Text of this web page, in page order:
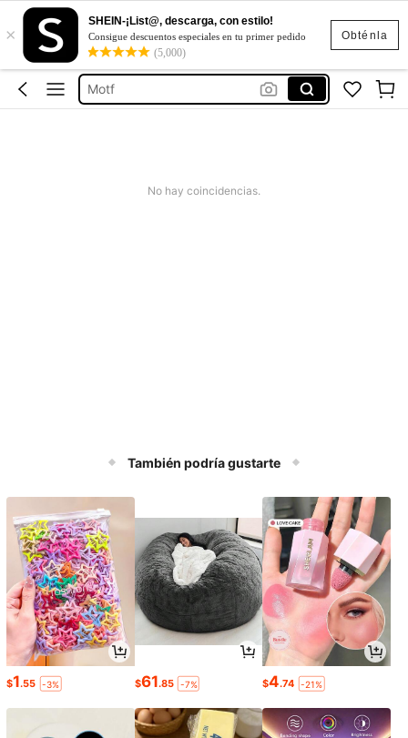
Obténla
×
SHEIN-¡List@, descarga, con estilo!
Consigue descuentos especiales en tu primer pedido
(5,000)
Motf Premium Vestidos
Vestidos
Motf
No hay coincidencias.
También podría gustarte
$1.55 -3% $61.85 -7% $4.74 -21%